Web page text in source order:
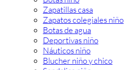
Zapatillas casa
Zapatos colegiales niño
Botas de agua
Deportivas niño
Náuticos niño
Blucher niño y chico